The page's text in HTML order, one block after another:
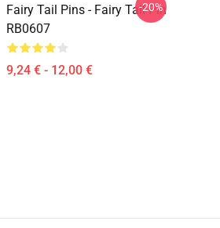
Fairy Tail Pins - Fairy Tail Pin
RB0607
9,24 € - 12,00 €
-20%